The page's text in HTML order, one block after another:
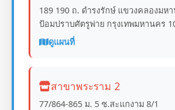
189 190 ถ. ดำรงรักษ์ แขวงคลองมห
ป้อมปราบศัตรูพ่าย กรุงเทพมหานคร
ดูแผนที่
สาขาพระราม 2
77/864-865 ม. 5 ซ.สะแกงาม 8/1